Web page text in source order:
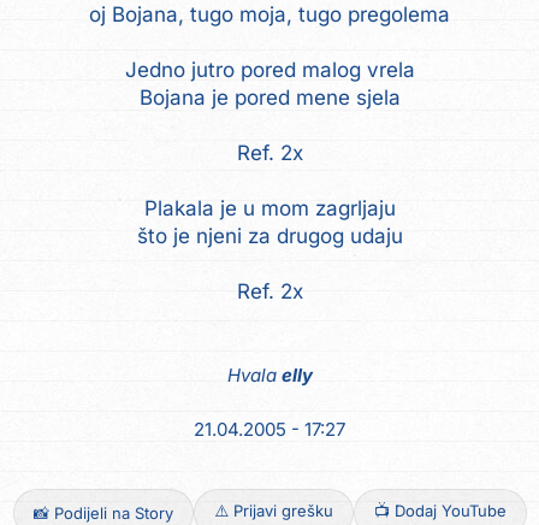
oj Bojana, tugo moja, tugo pregolema
Jedno jutro pored malog vrela
Bojana je pored mene sjela
Ref. 2x
Plakala je u mom zagrljaju
što je njeni za drugog udaju
Ref. 2x
Hvala elly
21.04.2005 - 17:27
📸 Podijeli na Story ⚠️ Prijavi grešku 📺 Dodaj YouTube